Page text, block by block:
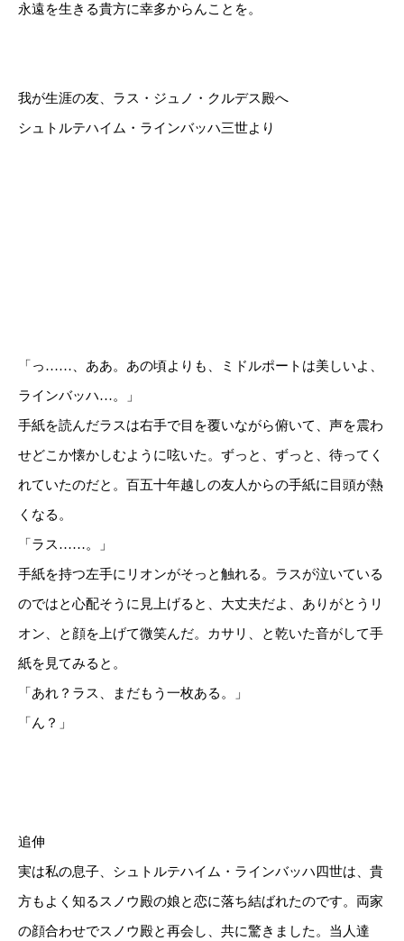
永遠を生きる貴方に幸多からんことを。
我が生涯の友、ラス・ジュノ・クルデス殿へ
シュトルテハイム・ラインバッハ三世より
「っ……、ああ。あの頃よりも、ミドルポートは美しいよ、
ラインバッハ…。」
手紙を読んだラスは右手で目を覆いながら俯いて、声を震わ
せどこか懐かしむように呟いた。ずっと、ずっと、待ってく
れていたのだと。百五十年越しの友人からの手紙に目頭が熱
くなる。
「ラス……。」
手紙を持つ左手にリオンがそっと触れる。ラスが泣いている
のではと心配そうに見上げると、大丈夫だよ、ありがとうリ
オン、と顔を上げて微笑んだ。カサリ、と乾いた音がして手
紙を見てみると。
「あれ？ラス、まだもう一枚ある。」
「ん？」
追伸
実は私の息子、シュトルテハイム・ラインバッハ四世は、貴
方もよく知るスノウ殿の娘と恋に落ち結ばれたのです。両家
の顔合わせでスノウ殿と再会し、共に驚きました。当人達